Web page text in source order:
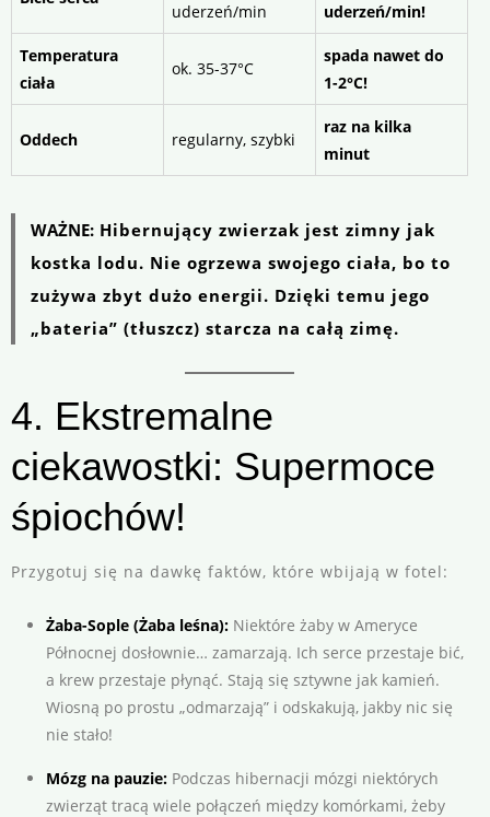
uderzeń/min uderzeń/min!
Temperatura
ciała
ok. 35-37°C
spada nawet do
1-2°C!
Oddech regularny, szybki
raz na kilka
minut
WAŻNE:Hibernujący zwierzak jest zimny jak
kostka lodu. Nie ogrzewa swojego ciała, bo to
zużywa zbyt dużo energii. Dzięki temu jego
„bateria” (tłuszcz) starcza na całą zimę.
4. Ekstremalne
ciekawostki: Supermoce
śpiochów!
Przygotuj się na dawkę faktów, które wbijają w fotel:
Żaba-Sople (Żaba leśna): Niektóre żaby w Ameryce
Północnej dosłownie… zamarzają. Ich serce przestaje bić,
a krew przestaje płynąć. Stają się sztywne jak kamień.
Wiosną po prostu „odmarzają” i odskakują, jakby nic się
nie stało!
Mózg na pauzie: Podczas hibernacji mózgi niektórych
zwierząt tracą wiele połączeń między komórkami, żeby